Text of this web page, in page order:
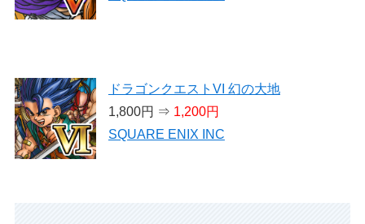
ドラゴンクエストVI 幻の大地
1,800円 ⇒ 1,200円
SQUARE ENIX INC